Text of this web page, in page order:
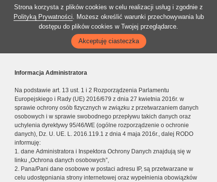
Strona korzysta z plików cookies w celu realizacji usług i zgodnie z
Polityką Prywatności. Możesz określić warunki przechowywania lub
dostępu do plików cookies w Twojej przeglądarce.
Akceptuję ciasteczka
Informacja Administratora
Na podstawie art. 13 ust. 1 i 2 Rozporządzenia Parlamentu
Europejskiego i Rady (UE) 2016/679 z dnia 27 kwietnia 2016r. w
sprawie ochrony osób fizycznych w związku z przetwarzaniem danych
osobowych i w sprawie swobodnego przepływu takich danych oraz
uchylenia dyrektywy 95/46/WE (ogólne rozporządzenie o ochronie
danych), Dz. U. UE. L. 2016.119.1 z dnia 4 maja 2016r., dalej RODO
informuję:
1. dane Administratora i Inspektora Ochrony Danych znajdują się w
linku „Ochrona danych osobowych”,
2. Pana/Pani dane osobowe w postaci adresu IP, są przetwarzane w
celu udostępniania strony internetowej oraz wypełnienia obowiązków